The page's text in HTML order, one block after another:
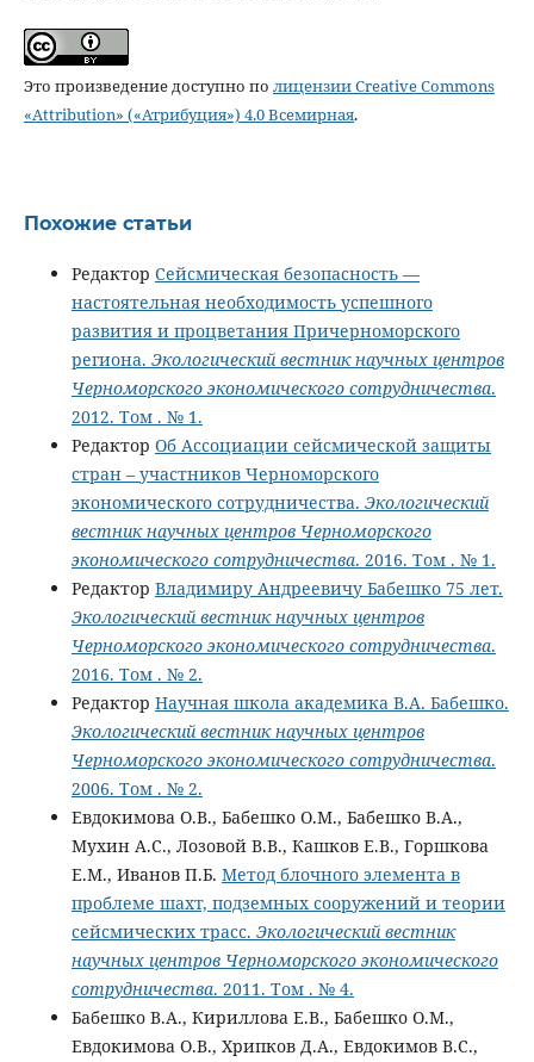
Это произведение доступно по лицензии Creative Commons
«Attribution» («Атрибуция») 4.0 Всемирная.
Похожие статьи
Редактор Сейсмическая безопасность —
настоятельная необходимость успешного
развития и процветания Причерноморского
региона. Экологический вестник научных центров
Черноморского экономического сотрудничества.
2012. Том . № 1.
Редактор Об Ассоциации сейсмической защиты
стран – участников Черноморского
экономического сотрудничества. Экологический
вестник научных центров Черноморского
экономического сотрудничества. 2016. Том . № 1.
Редактор Владимиру Андреевичу Бабешко 75 лет.
Экологический вестник научных центров
Черноморского экономического сотрудничества.
2016. Том . № 2.
Редактор Научная школа академика В.А. Бабешко.
Экологический вестник научных центров
Черноморского экономического сотрудничества.
2006. Том . № 2.
Евдокимова О.В., Бабешко О.М., Бабешко В.А.,
Мухин А.С., Лозовой В.В., Кашков Е.В., Горшкова
Е.М., Иванов П.Б. Метод блочного элемента в
проблеме шахт, подземных сооружений и теории
сейсмических трасс. Экологический вестник
научных центров Черноморского экономического
сотрудничества. 2011. Том . № 4.
Бабешко В.А., Кириллова Е.В., Бабешко О.М.,
Евдокимова О.В., Хрипков Д.А., Евдокимов В.С.,